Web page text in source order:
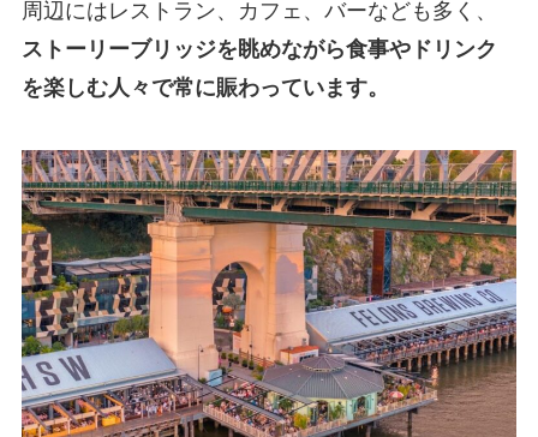
周辺にはレストラン、カフェ、バーなども多く、
ストーリーブリッジを眺めながら食事やドリンク
を楽しむ人々で常に賑わっています。